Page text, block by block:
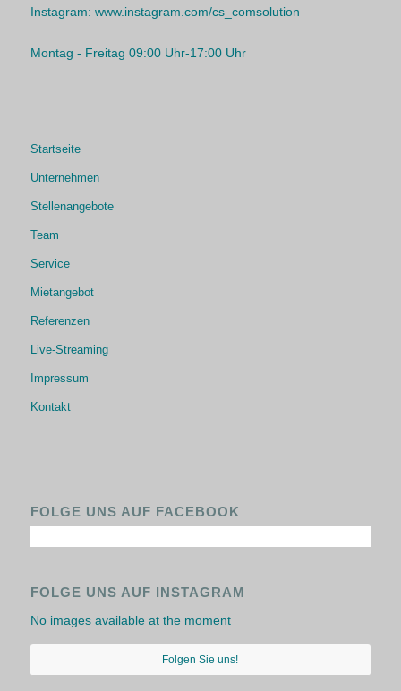
Instagram: www.instagram.com/cs_comsolution
Montag - Freitag 09:00 Uhr-17:00 Uhr
Startseite
Unternehmen
Stellenangebote
Team
Service
Mietangebot
Referenzen
Live-Streaming
Impressum
Kontakt
FOLGE UNS AUF FACEBOOK
FOLGE UNS AUF INSTAGRAM
No images available at the moment
Folgen Sie uns!